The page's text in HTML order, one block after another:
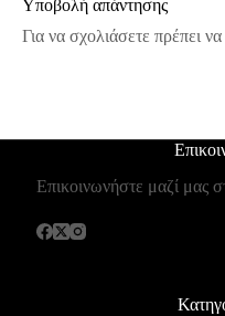
Υποβολή απάντησης
Για να σχολιάσετε πρέπει να
Επικοινωνήστε μαζί μας